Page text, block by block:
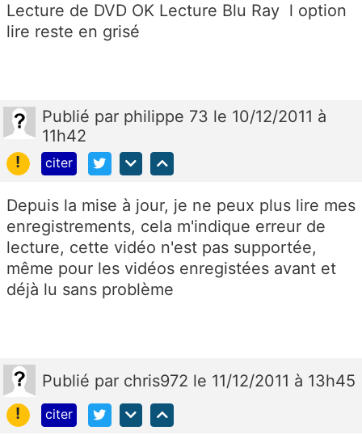
Lecture de DVD OK Lecture Blu Ray l option
lire reste en grisé
Publié par philippe 73 le 10/12/2011 à
11h42
!
citer
Depuis la mise à jour, je ne peux plus lire mes
enregistrements, cela m'indique erreur de
lecture, cette vidéo n'est pas supportée,
même pour les vidéos enregistées avant et
déjà lu sans problème
Publié par chris972 le 11/12/2011 à 13h45
!
citer